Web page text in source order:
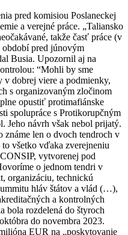
pred komisiou Poslaneckej
a verejné práce. „Taliansko
takže časť práce (v
pred júnovým
Busia. Upozornil aj na
“Mohli by sme
dobrej viere a podmienky,
s organizovaným zločinom
opustiť protimafiánske
spolupráce s Protikorupčným
Jeho návrh však nebol prijatý.
známe len o dvoch tendroch v
všetko vďaka zverejneniu
vytvorenej pod
o jednom tendri v
organizáciu, technickú
hláv štátov a vlád (…),
a kontrolných
bola rozdelená do štyroch
do novembra 2023.
EUR na „poskytovanie